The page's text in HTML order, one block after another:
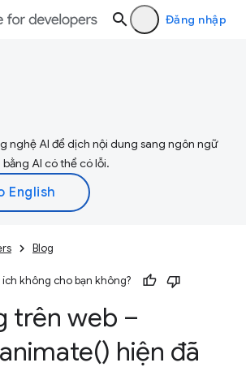
Đăng nhập
nghệ AI để dịch nội dung sang ngôn ngữ
AI có thể có lỗi.
Blog
không cho bạn không?
trên web –
animate() hiện đã